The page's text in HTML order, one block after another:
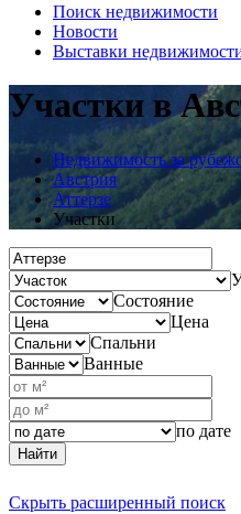
Поиск недвижимости
Новости
Выставки
Участки в
Недвижимость за
Австрия
Аттерзе
Участки
Состояние
Цена
Спальни
Ванные
по дате
Найти
Скрыть расширенный поиск